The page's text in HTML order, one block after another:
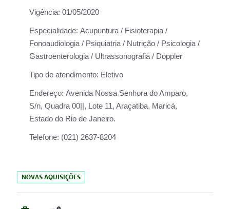
Vigência: 01/05/2020
Especialidade: Acupuntura / Fisioterapia /
Fonoaudiologia / Psiquiatria / Nutrição / Psicologia /
Gastroenterologia / Ultrassonografia / Doppler
Tipo de atendimento: Eletivo
Endereço: Avenida Nossa Senhora do Amparo,
S/n, Quadra 00||, Lote 11, Araçatiba, Maricá,
Estado do Rio de Janeiro.
Telefone: (021) 2637-8204
NOVAS AQUISIÇÕES